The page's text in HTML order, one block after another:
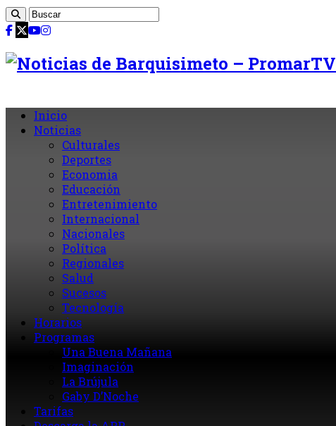
Inicio
Noticias
Culturales
Deportes
Economia
Educación
Entretenimiento
Internacional
Nacionales
Política
Regionales
Salud
Sucesos
Tecnología
Horarios
Programas
Una Buena Mañana
Imaginación
La Brújula
Gaby D’Noche
Tarifas